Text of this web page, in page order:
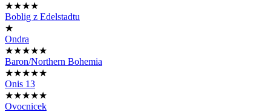
★★★★
Boblig z Edelstadtu
★
Ondra
★★★★★
Baron/Northern Bohemia
★★★★★
Onis 13
★★★★★
Ovocnicek